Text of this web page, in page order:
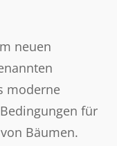
neuen
moderne
für
Bäumen.